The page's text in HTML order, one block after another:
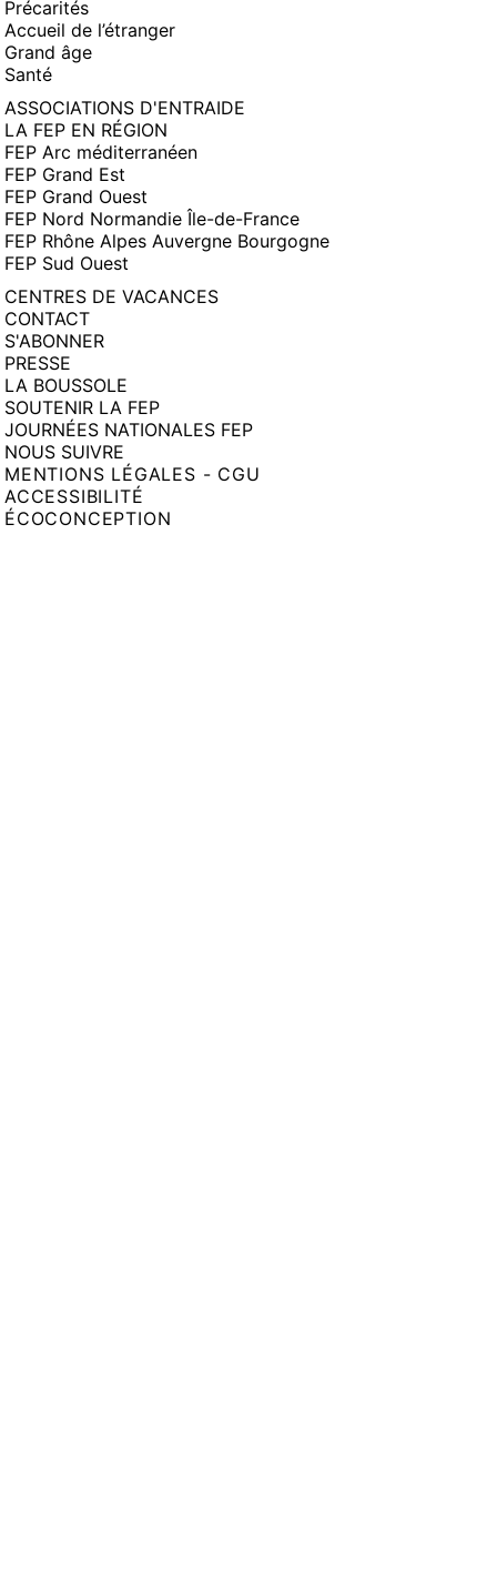
Précarités
Accueil de l’étranger
Grand âge
Santé
ASSOCIATIONS D'ENTRAIDE
LA FEP EN RÉGION
FEP Arc méditerranéen
FEP Grand Est
FEP Grand Ouest
FEP Nord Normandie Île-de-France
FEP Rhône Alpes Auvergne Bourgogne
FEP Sud Ouest
CENTRES DE VACANCES
CONTACT
S'ABONNER
PRESSE
LA BOUSSOLE
SOUTENIR LA FEP
JOURNÉES NATIONALES FEP
NOUS SUIVRE
MENTIONS LÉGALES - CGU
ACCESSIBILITÉ
ÉCOCONCEPTION